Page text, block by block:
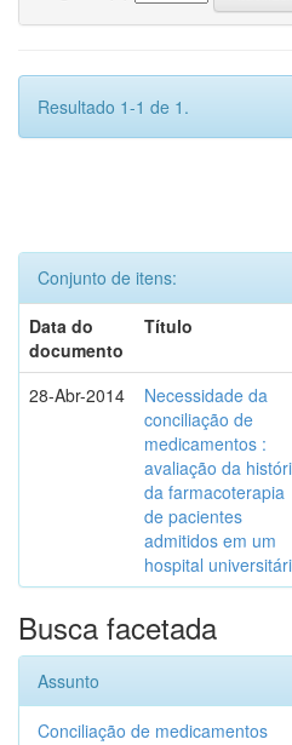
Resultado 1-1 de 1.
Conjunto de itens:
Data do
documento
Título
28-Abr-2014
Necessidade da
conciliação de
medicamentos :
avaliação da
da farmacoterapia
de pacientes
admitidos em um
hospital
Busca facetada
Assunto
Conciliação de medicamentos